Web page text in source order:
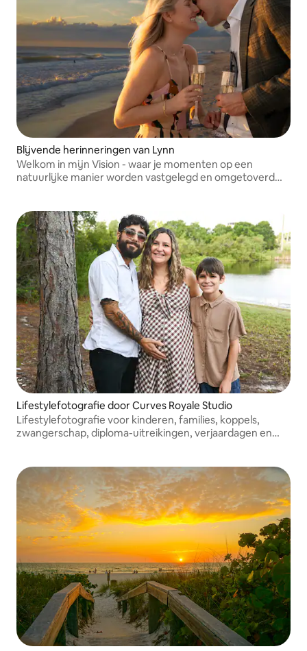
Blijvende herinneringen van Lynn
Welkom in mijn Vision - waar je momenten op een
natuurlijke manier worden vastgelegd en omgetoverd
Lifestylefotografie door Curves Royale Studio
Lifestylefotografie voor kinderen, families, koppels,
zwangerschap, diploma-uitreikingen, verjaardagen en